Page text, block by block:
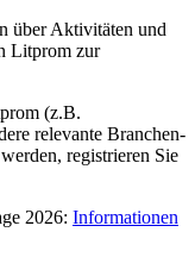
über Aktivitäten und
Litprom zur
(z.B.
relevante Branchen-
registrieren Sie
2026: Informationen